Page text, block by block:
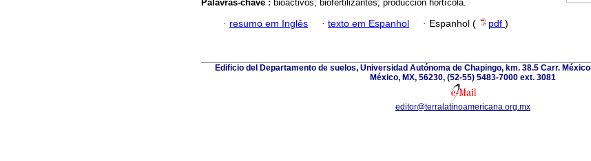
Palavras-chave : bioactivos; biofertilizantes; producción hortícola.
· resumo em Inglês · texto em Espanhol · Espanhol ( pdf )
Edificio del Departamento de suelos, Universidad Autónoma de Chapingo, km. 38.5 Carr.
México, MX, 56230, (52-55) 5483-7000 ext. 3081
editor@terralatinoamericana.org.mx